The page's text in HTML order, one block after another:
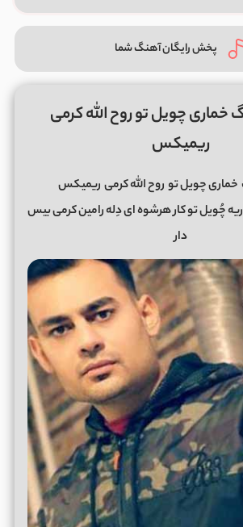
پخش رایگان آهنگ شما
خماری چویل تو روح الله کرمی
ریمیکس
خماری چویل تو روح الله کرمی ریمیکس
چُویل تو کار هرشوه ای دِله رامین کرمی بیس
دار